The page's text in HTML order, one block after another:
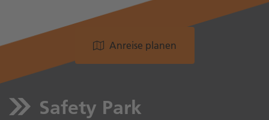
Anreise planen
Safety Park